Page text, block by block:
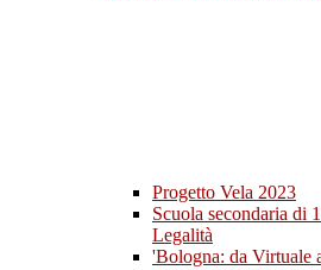
Progetto Vela 2023
Scuola secondaria di
Legalità
'Bologna: da Virtuale